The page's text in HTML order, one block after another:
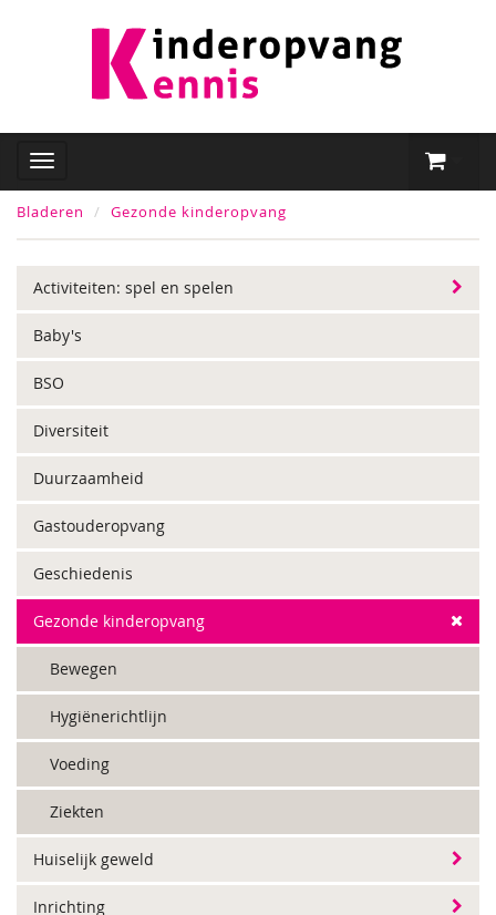
Bladeren Gezonde kinderopvang
Activiteiten: spel en spelen
Baby's
BSO
Diversiteit
Duurzaamheid
Gastouderopvang
Geschiedenis
Gezonde kinderopvang
Bewegen
Hygiënerichtlijn
Voeding
Ziekten
Huiselijk geweld
Inrichting